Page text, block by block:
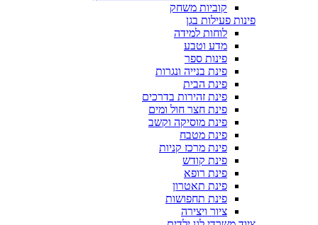
קוביות משחק
פינות פעילות בגן
לוחות למידה
מדע וטבע
פינות ספר
פינת בנייה ונגרות
פינת הבית
פינת זהירות בדרכים
פינת חצר חול ומים
פינת מוסיקה וקשב
פינת מטבח
פינת מרכז קניות
פינת קודש
פינת רופא
פינת תאטרון
פינת תחפושות
ציור ויצירה